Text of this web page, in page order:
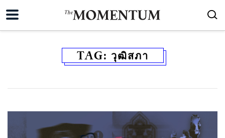
TAG: วุฒิสภา